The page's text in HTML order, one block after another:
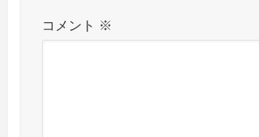
コメント ※